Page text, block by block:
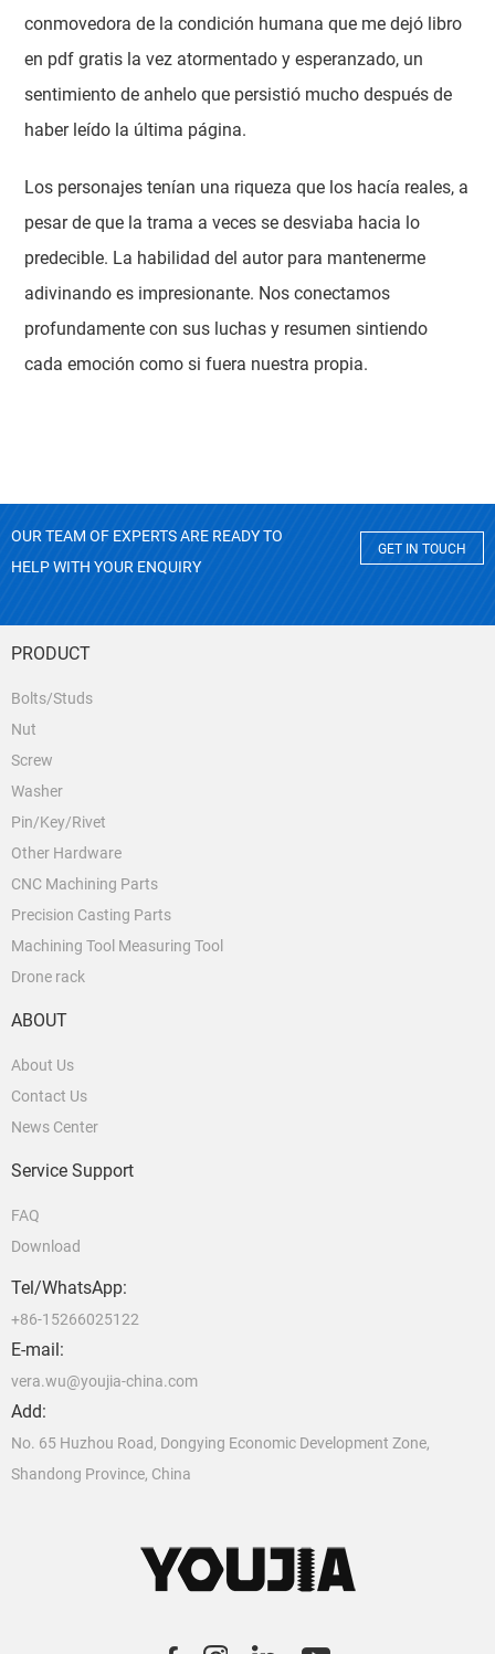
conmovedora de la condición humana que me dejó libro
en pdf gratis la vez atormentado y esperanzado, un
sentimiento de anhelo que persistió mucho después de
haber leído la última página.
Los personajes tenían una riqueza que los hacía reales, a
pesar de que la trama a veces se desviaba hacia lo
predecible. La habilidad del autor para mantenerme
adivinando es impresionante. Nos conectamos
profundamente con sus luchas y resumen sintiendo
cada emoción como si fuera nuestra propia.
OUR TEAM OF EXPERTS ARE READY TO
HELP WITH YOUR ENQUIRY
GET IN TOUCH
PRODUCT
Bolts/Studs
Nut
Screw
Washer
Pin/Key/Rivet
Other Hardware
CNC Machining Parts
Precision Casting Parts
Machining Tool Measuring Tool
Drone rack
ABOUT
About Us
Contact Us
News Center
Service Support
FAQ
Download
Tel/WhatsApp:
+86-15266025122
E-mail:
vera.wu@youjia-china.com
Add:
No. 65 Huzhou Road, Dongying Economic Development Zone,
Shandong Province, China